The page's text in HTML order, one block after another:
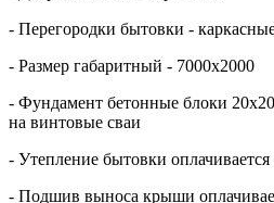
- Перегородки бытовки -
- Размер габаритный - 7000х2000
- Фундамент бетонные блоки
на винтовые сваи
- Утепление бытовки оплачивается
- Подшив выноса крыши